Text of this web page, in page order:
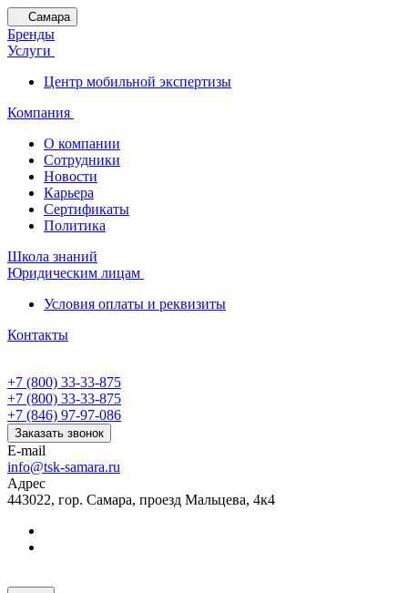
Самара
Бренды
Услуги
Центр мобильной экспертизы
Компания
О компании
Сотрудники
Новости
Карьера
Сертификаты
Политика
Школа знаний
Юридическим лицам
Условия оплаты и реквизиты
Контакты
+7 (800) 33-33-875
+7 (800) 33-33-875
+7 (846) 97-97-086
Заказать звонок
E-mail
info@tsk-samara.ru
Адрес
443022, гор. Самара, проезд Мальцева, 4к4